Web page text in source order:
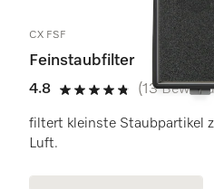
CX FSF
Feinstaubfilter
4.8
4.8 Sterne von 5
(13
filtert kleinste Staubpartikel
Luft.